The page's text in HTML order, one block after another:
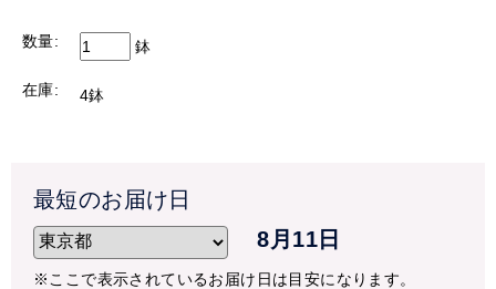
TEL:048-685-2211(平日9-17時)
数量: 鉢
在庫: 4鉢
最短のお届け日
8月11日
※ここで表示されているお届け日は目安になります。